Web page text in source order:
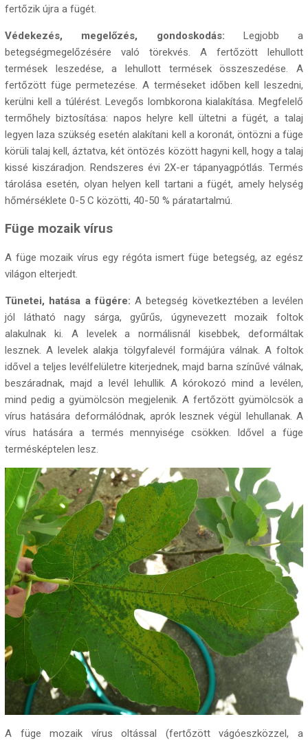
fertőzik újra a fügét.
Védekezés, megelőzés, gondoskodás: Legjobb a
betegségmegelőzésére való törekvés. A fertőzött lehullott
termések leszedése, a lehullott termések összeszedése. A
fertőzött füge permetezése. A terméseket időben kell leszedni,
kerülni kell a túlérést. Levegős lombkorona kialakítása. Megfelelő
termőhely biztosítása: napos helyre kell ültetni a fügét, a talaj
legyen laza szükség esetén alakítani kell a koronát, öntözni a füge
körüli talaj kell, áztatva, két öntözés között hagyni kell, hogy a talaj
kissé kiszáradjon. Rendszeres évi 2X-er tápanyagpótlás. Termés
tárolása esetén, olyan helyen kell tartani a fügét, amely helység
hőmérséklete 0-5 C közötti, 40-50 % páratartalmú.
Füge mozaik vírus
A füge mozaik vírus egy régóta ismert füge betegség, az egész
világon elterjedt.
Tünetei, hatása a fügére: A betegség következtében a levélen
jól látható nagy sárga, gyűrűs, úgynevezett mozaik foltok
alakulnak ki. A levelek a normálisnál kisebbek, deformáltak
lesznek. A levelek alakja tölgyfalevél formájúra válnak. A foltok
idővel a teljes levélfelületre kiterjednek, majd barna színűvé válnak,
beszáradnak, majd a levél lehullik. A kórokozó mind a levélen,
mind pedig a gyümölcsön megjelenik. A fertőzött gyümölcsök a
vírus hatására deformálódnak, aprók lesznek végül lehullanak. A
vírus hatására a termés mennyisége csökken. Idővel a füge
termésképtelen lesz.
A füge mozaik vírus oltással (fertőzött vágóeszközzel, a